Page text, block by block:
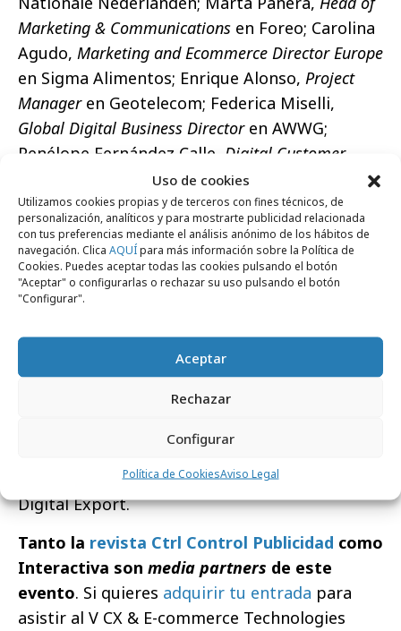
Uso de cookies
Utilizamos cookies propias y de terceros con fines técnicos, de
personalización, analíticos y para mostrarte publicidad relacionada
con tus preferencias mediante el análisis anónimo de los hábitos de
navegación. Clica AQUÍpara más información sobre la Política de
Cookies. Puedes aceptar todas las cookies pulsando el botón
"Aceptar" o configurarlas o rechazar su uso pulsando el botón
"Configurar".
Aceptar
Rechazar
Configurar
Política de CookiesAviso Legal
Marketing & Communications en Foreo; Carolina
Agudo, Marketing and Ecommerce Director Europe
en Sigma Alimentos; Enrique Alonso, Project
Manageren Geotelecom; Federica Miselli,
Global Digital Business Director en AWWG;
Penélope Fernández Calle, Digital Customer
en WiZink Bank, y Ángela Benavent
Pérez,Head of Marketing Ops and New Channels
en Holaluz. Además, también estarán
presentes en la jornada Pedro Luis Díez Orzas,
CEO de Linguaserve; Beatriz Fernández Alonso,
Customer Experience Manager
Ramón Padrón García,Country Manager
SiteGround España; Xavier Idevik, CMO en
DonDominio; Francisco Cañadas,
de D2C E-commerce - división de WIM
Group Company; Hao XU,
Clever Ads y Dori López Nieves, CEO en Innova
Digital Export.
Tanto la revista Ctrl Control Publicidad como
Interactiva son media partners de este
evento. Si quieres adquirir tu entrada para
asistir al V CX & E-commerce Technologies